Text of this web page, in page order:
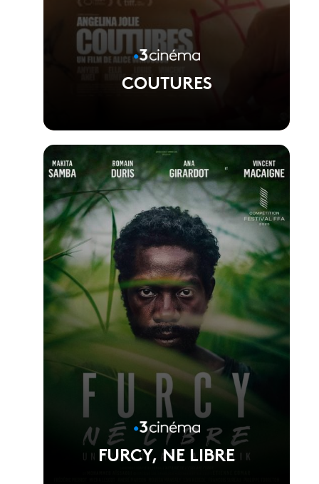
COUTURES
Voir la fiche du film
FURCY, NE LIBRE